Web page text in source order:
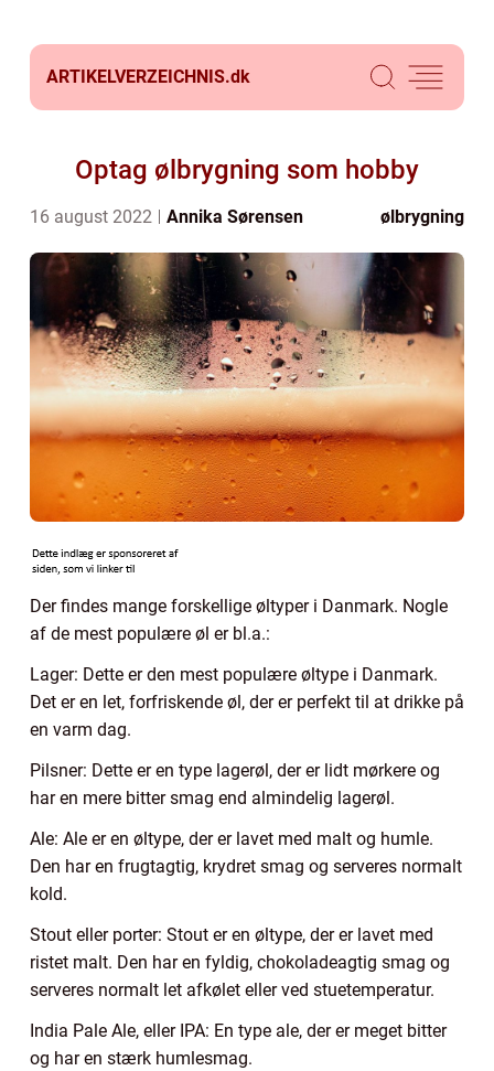
ARTIKELVERZEICHNIS.dk
Optag ølbrygning som hobby
16 august 2022 Annika Sørensen ølbrygning
Der findes mange forskellige øltyper i Danmark. Nogle
af de mest populære øl er bl.a.:
Lager: Dette er den mest populære øltype i Danmark.
Det er en let, forfriskende øl, der er perfekt til at drikke på
en varm dag.
Pilsner: Dette er en type lagerøl, der er lidt mørkere og
har en mere bitter smag end almindelig lagerøl.
Ale: Ale er en øltype, der er lavet med malt og humle.
Den har en frugtagtig, krydret smag og serveres normalt
kold.
Stout eller porter: Stout er en øltype, der er lavet med
ristet malt. Den har en fyldig, chokoladeagtig smag og
serveres normalt let afkølet eller ved stuetemperatur.
India Pale Ale, eller IPA: En type ale, der er meget bitter
og har en stærk humlesmag.